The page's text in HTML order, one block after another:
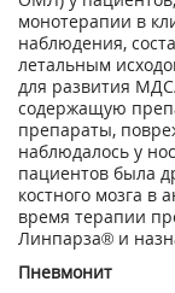
монотерапии в
наблюдения,
летальным
для развития
содержащую
препараты,
наблюдалось у
пациентов была
костного мозга
время терапии
Линпарза® и
Пневмонит